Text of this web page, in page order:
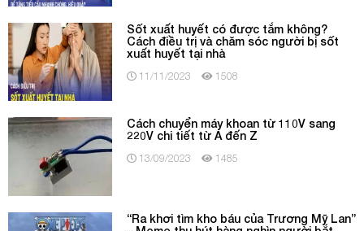
Sốt xuất huyết có được tắm không?
Cách điều trị và chăm sóc người bị sốt
xuất huyết tại nhà
11/11/2023 1508
Cách chuyển máy khoan từ 110V sang
220V chi tiết từ A đến Z
13/09/2023 1485
“Ra khơi tìm kho báu của Trương Mỹ Lan”